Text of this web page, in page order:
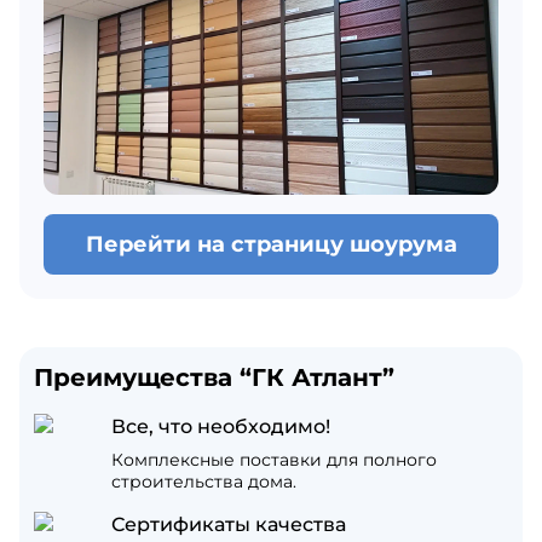
Перейти на страницу шоурума
Преимущества “ГК Атлант”
Все, что необходимо!
Комплексные поставки для полного
строительства дома.
Сертификаты качества